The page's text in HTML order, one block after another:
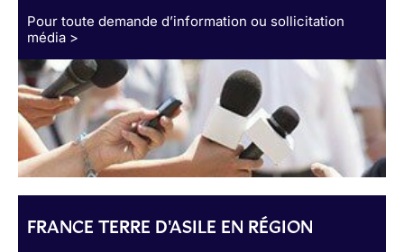
Pour toute demande d’information ou sollicitation
média >
FRANCE TERRE D'ASILE EN RÉGION